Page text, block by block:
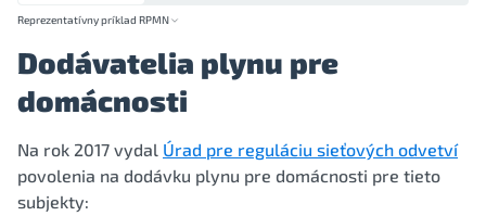
Reprezentatívny príklad RPMN
Dodávatelia plynu pre
domácnosti
Na rok 2017 vydal Úrad pre reguláciu sieťových odvetví
povolenia na dodávku plynu pre domácnosti pre tieto
subjekty: